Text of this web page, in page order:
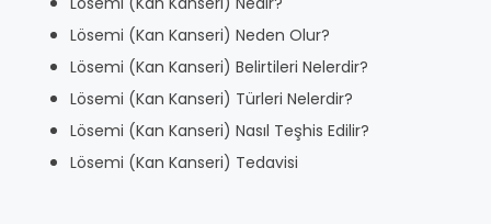
Lösemi (Kan Kanseri) Neden Olur?
Lösemi (Kan Kanseri) Belirtileri Nelerdir?
Lösemi (Kan Kanseri) Türleri Nelerdir?
Lösemi (Kan Kanseri) Nasıl Teşhis Edilir?
Lösemi (Kan Kanseri) Tedavisi